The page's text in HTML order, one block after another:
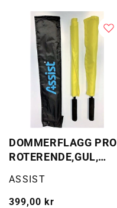
DOMMERFLAGG PRO
ROTERENDE,GUL,
Selger:
ASSIST
Vanlig
399,00 kr